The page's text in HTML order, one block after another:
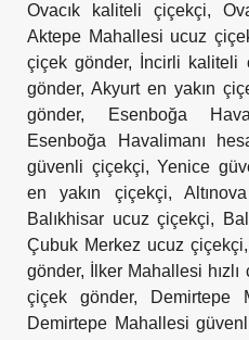
Ovacık kaliteli çiçekçi,
Aktepe Mahallesi ucuz
çiçek gönder, İncirli kaliteli
gönder, Akyurt en yakın
gönder, Esenboğa
Esenboğa Havalimanı
güvenli çiçekçi, Yenice
en yakın çiçekçi,
Balıkhisar ucuz çiçekçi,
Çubuk Merkez ucuz çiçekçi,
gönder, İlker Mahallesi hızlı
çiçek gönder, Demirtepe
Demirtepe Mahallesi